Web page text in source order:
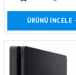
ÜRÜNÜ İNCELE